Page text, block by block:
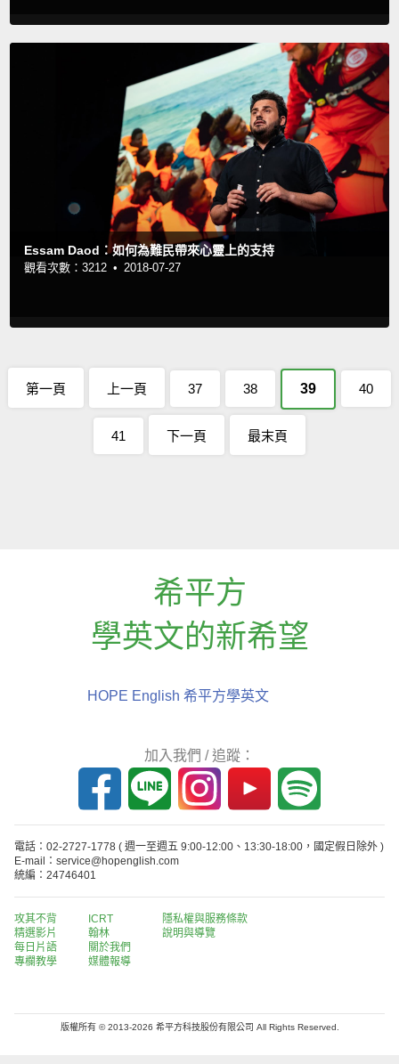
Essam Daod：如何為難民帶來心靈上的支持
觀看次數：3212 • 2018-07-27
第一頁 上一頁 37 38 39 40
41 下一頁 最末頁
希平方
學英文的新希望
HOPE English 希平方學英文
加入我們 / 追蹤：
電話：02-2727-1778 ( 週一至週五 9:00-12:00、13:30-18:00，國定假日除外 )
E-mail：service@hopenglish.com
統編：24746401
攻其不背
精選影片
每日片語
專欄教學
ICRT
翰林
關於我們
媒體報導
隱私權與服務條款
說明與導覽
版權所有 © 2013-2026 希平方科技股份有限公司 All Rights Reserved.